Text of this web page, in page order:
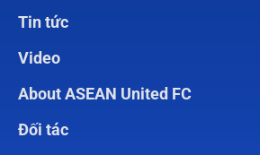
Tin tức
Video
About ASEAN United FC
Đối tác